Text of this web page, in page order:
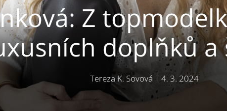
Z
doplňků a
Tereza K. Sovová | 4. 3. 2024